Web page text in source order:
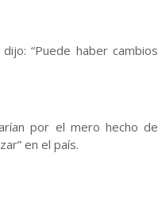
“Puede haber cambios
por el mero hecho de
en el país.